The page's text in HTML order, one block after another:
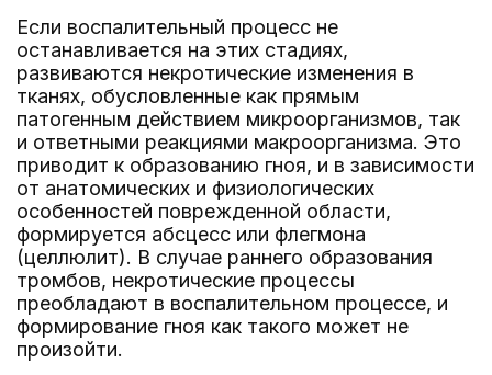
Если воспалительный процесс не
останавливается на этих стадиях,
развиваются некротические изменения в
тканях, обусловленные как прямым
патогенным действием микроорганизмов, так
и ответными реакциями макроорганизма. Это
приводит к образованию гноя, и в зависимости
от анатомических и физиологических
особенностей поврежденной области,
формируется абсцесс или флегмона
(целлюлит). В случае раннего образования
тромбов, некротические процессы
преобладают в воспалительном процессе, и
формирование гноя как такого может не
произойти.